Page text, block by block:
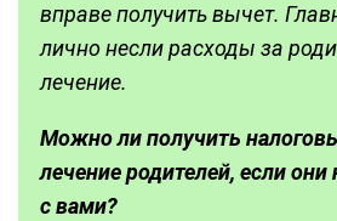
вправе получить вычет.
лично несли расходы за
лечение.
Можно ли получить
лечение родителей, если они
с вами?